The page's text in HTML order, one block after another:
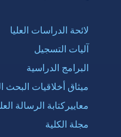
لائحة الدراسات العليا
آليات التسجيل
البرامج الدراسية
ميثاق أخلاقيات البحث
معاييركتابة الرسالة
مجلة الكلية